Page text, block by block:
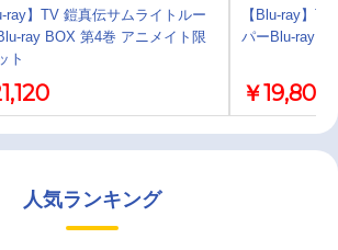
ray】TV 鎧真伝サムライトルー
ray BOX 第4巻 アニメイト限
ト
【Blu-ray】
パーBlu-ray
￥19,800
人気ランキング